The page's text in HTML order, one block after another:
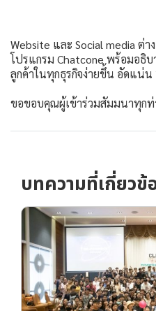
Website และ Social media ต่า
โปรแกรม Chatcone พร้อมอธิ
ลูกค้าในทุกธุรกิจง่ายขึ้น อัดแน่น
ขอขอบคุณผู้เข้าร่วมสัมมนาทุกท่
บทความที่เกี่ยวข้